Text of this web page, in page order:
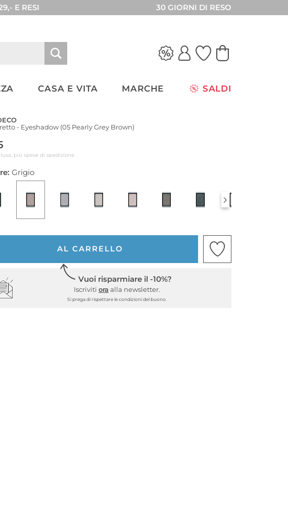
E RESI 30 GIORNI DI RESO
CASA E VITA MARCHE SALDI
- Eyeshadow (05 Pearly Grey Brown)
più spese di spedizione
Grigio
AL CARRELLO
Vuoi risparmiare il -10%?
Iscriviti ora alla newsletter.
Si prega di rispettare le condizioni del buono.